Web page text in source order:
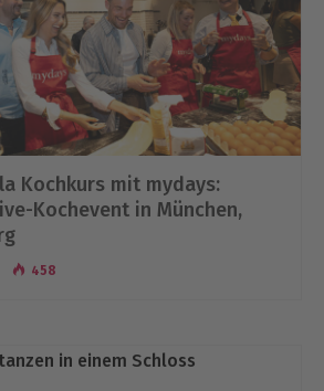
Kochkurs mit mydays:
Kochevent in München,
458